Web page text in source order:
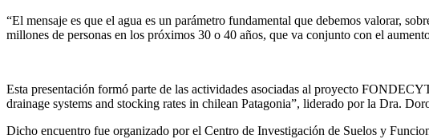
“El mensaje es que el agua es un parámetro fundamental que debemos valorar,
millones de personas en los próximos 30 o 40 años, que va conjunto con el
Esta presentación formó parte de las actividades asociadas al proyecto
drainage systems and stocking rates in chilean Patagonia”, liderado por la Dra.
Dicho encuentro fue organizado por el Centro de Investigación de Suelos y